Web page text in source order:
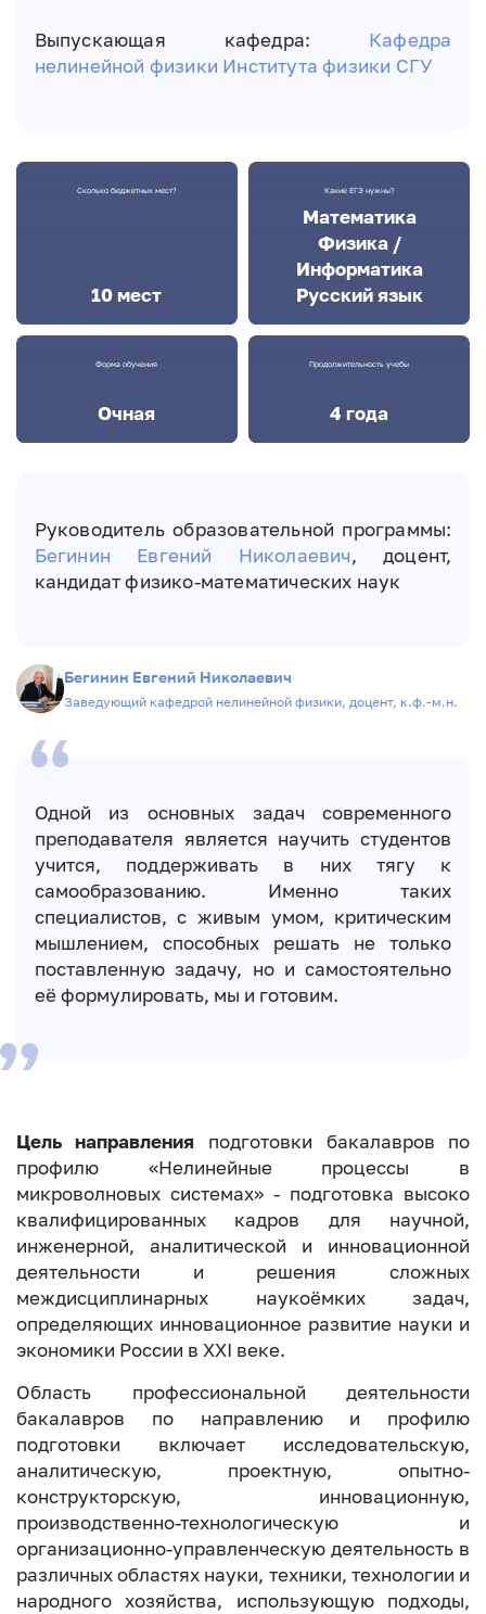
Выпускающая кафедра: Кафедра
нелинейной физики Института физики СГУ
10 мест
Сколько бюджетных мест?
Математика
Физика /
Информатика
Русский язык
Какие ЕГЭ нужны?
Очная
Форма обучения
4 года
Продолжительность учебы
Руководитель образовательной программы:
Бегинин Евгений Николаевич, доцент,
кандидат физико-математических наук
Бегинин Евгений Николаевич
Заведующий кафедрой нелинейной физики, доцент, к.ф.-м.н.
Одной из основных задач современного
преподавателя является научить студентов
учится, поддерживать в них тягу к
самообразованию. Именно таких
специалистов, с живым умом, критическим
мышлением, способных решать не только
поставленную задачу, но и самостоятельно
её формулировать, мы и готовим.
Цель направления подготовки бакалавров по
профилю «Нелинейные процессы в
микроволновых системах» - подготовка высоко
квалифицированных кадров для научной,
инженерной, аналитической и инновационной
деятельности и решения сложных
междисциплинарных наукоёмких задач,
определяющих инновационное развитие науки и
экономики России в XXI веке.
Область профессиональной деятельности
бакалавров по направлению и профилю
подготовки включает исследовательскую,
аналитическую, проектную, опытно-
конструкторскую, инновационную,
производственно-технологическую и
организационно-управленческую деятельность в
различных областях науки, техники, технологии и
народного хозяйства, использующую подходы,